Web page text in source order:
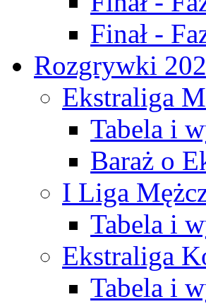
Finał -
Rozgrywki
Ekstraliga
Tabela i
Baraż o
I Liga
Tabela i
Ekstraliga
Tabela i